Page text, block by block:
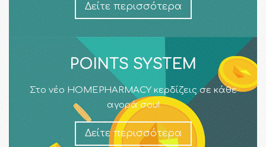
Δείτε περισσότερα
POINTS SYSTEM
Στο νέο HOMEPHARMACY κερδίζεις σε κάθε
αγορά σου!
Δείτε περισσότερα